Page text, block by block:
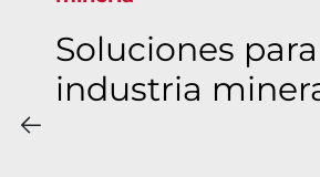
Soluciones
industria